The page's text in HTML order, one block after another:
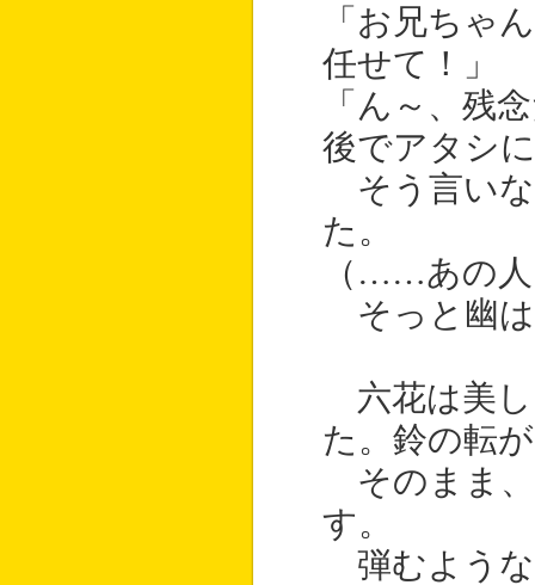
「お兄ちゃ
任せて！」
「ん～、残
後でアタシ
そう言いな
た。
（……あの
そっと幽は
六花は美し
た。鈴の転
そのまま、
す。
弾むよう